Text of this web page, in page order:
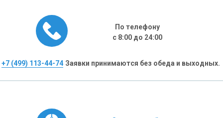
По телефону
с 8:00 до 24:00
+7 (499) 113-44-74 Заявки принимаются без обеда и выходных.